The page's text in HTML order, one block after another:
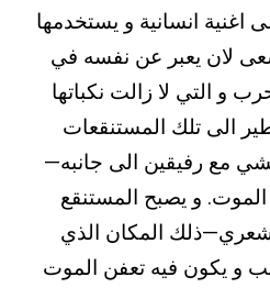
اغنية انسانية و يستخدمها
لان يعبر عن نفسه في
و التي لا زالت نكباتها
الى تلك المستنقعات
مع رفيقين الى جانبه—
و يصبح المستنقع
المكان الذي
و يكون فيه تعفن الموت